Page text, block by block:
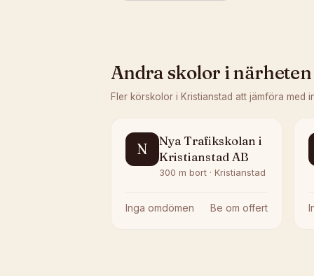
Andra skolor i närheten
Fler körskolor i Kristianstad att jämföra med
N
Nya Trafikskolan i
Kristianstad AB
300 m bort · Kristianstad
Inga omdömen Be om offert